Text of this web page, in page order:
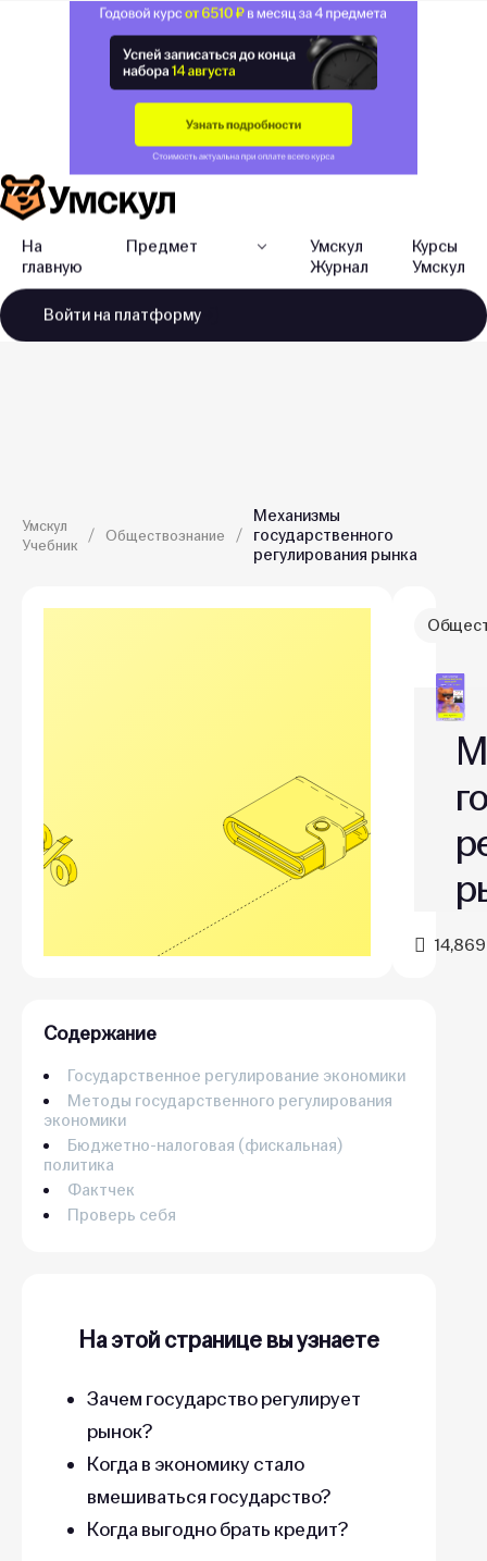
Предмет
Умскул
Учебник
Обществознание
Механизмы
государственного
регулирования рынка
14,869
Содержание
Государственное регулирование экономики
Методы государственного регулирования
экономики
Бюджетно-налоговая (фискальная)
политика
Фактчек
Проверь себя
На этой странице вы узнаете
Зачем государство регулирует
рынок?
Когда в экономику стало
вмешиваться государство?
Когда выгодно брать кредит?